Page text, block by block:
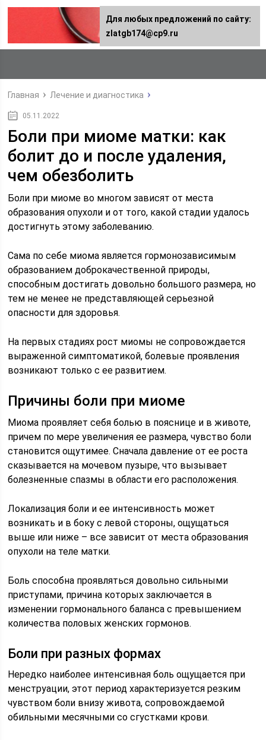
Главная Лечение и диагностика
05.11.2022
Боли при миоме матки: как
болит до и после удаления,
чем обезболить
Боли при миоме во многом зависят от места
образования опухоли и от того, какой стадии удалось
достигнуть этому заболеванию.
Сама по себе миома является гормонозависимым
образованием доброкачественной природы,
способным достигать довольно большого размера, но
тем не менее не представляющей серьезной
опасности для здоровья.
На первых стадиях рост миомы не сопровождается
выраженной симптоматикой, болевые проявления
возникают только с ее развитием.
Причины боли при миоме
Миома проявляет себя болью в пояснице и в животе,
причем по мере увеличения ее размера, чувство боли
становится ощутимее. Сначала давление от ее роста
сказывается на мочевом пузыре, что вызывает
болезненные спазмы в области его расположения.
Локализация боли и ее интенсивность может
возникать и в боку с левой стороны, ощущаться
выше или ниже – все зависит от места образования
опухоли на теле матки.
Боль способна проявляться довольно сильными
приступами, причина которых заключается в
изменении гормонального баланса с превышением
количества половых женских гормонов.
Боли при разных формах
Нередко наиболее интенсивная боль ощущается при
менструации, этот период характеризуется резким
чувством боли внизу живота, сопровождаемой
обильными месячными со сгустками крови.
Для любых предложений по сайту:
zlatgb174@cp9.ru